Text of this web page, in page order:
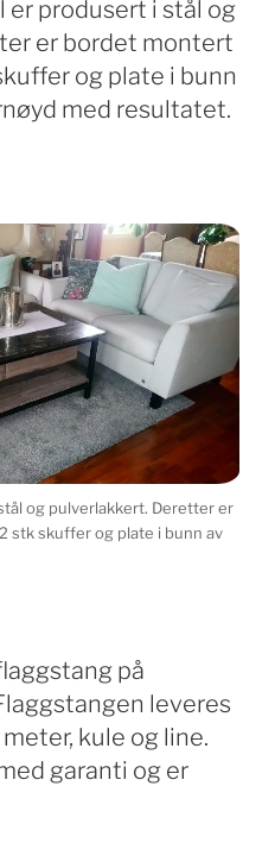
er produsert i stål og
er bordet montert
og plate i bunn
med resultatet.
og pulverlakkert. Deretter er
stk skuffer og plate i bunn av
på
leveres
kule og line.
garanti og er